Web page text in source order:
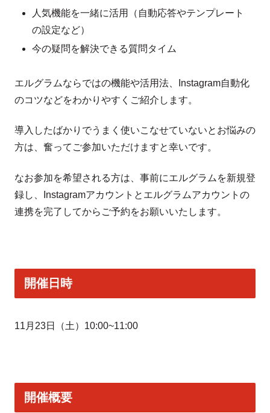
人気機能を一緒に活用（自動応答やテンプレート
の設定など）
今の疑問を解決できる質問タイム
エルグラムならではの機能や活用法、Instagram自動化
のコツなどをわかりやすくご紹介します。
導入したばかりでうまく使いこなせていないとお悩みの
方は、奮ってご参加いただけますと幸いです。
なお参加を希望される方は、事前にエルグラムを新規登
録し、Instagramアカウントとエルグラムアカウントの
連携を完了してからご予約をお願いいたします。
開催日時
11月23日（土）10:00~11:00
開催概要